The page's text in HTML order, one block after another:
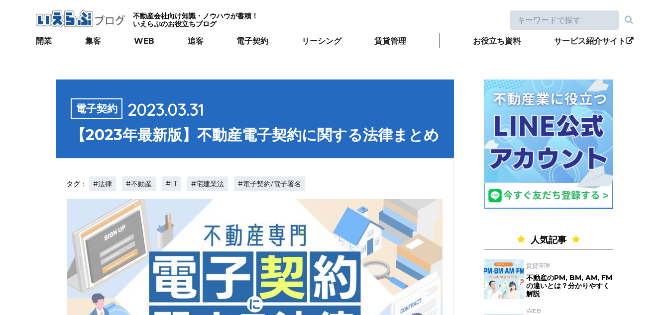
不動産会社向け知識・ノウハウが蓄積！
いえらぶのお役立ちブログ
開業 集客 WEB 追客 電子契約 リーシング 賃貸管理 お役立ち資料 サービス紹介サイト
電子契約 2023.03.31
【2023年最新版】不動産電子契約に関する法律まとめ
タグ： #法律 #不動産 #IT #宅建業法 #電子契約/電子署名
人気記事
賃貸管理
不動産のPM, BM, AM, FM
の違いとは？分かりやすく
解説
WEB